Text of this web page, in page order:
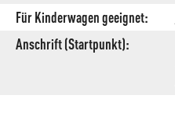
Für Kinderwagen geeignet:
Anschrift (Startpunkt):